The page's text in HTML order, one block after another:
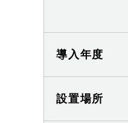
導入年度
設置場所